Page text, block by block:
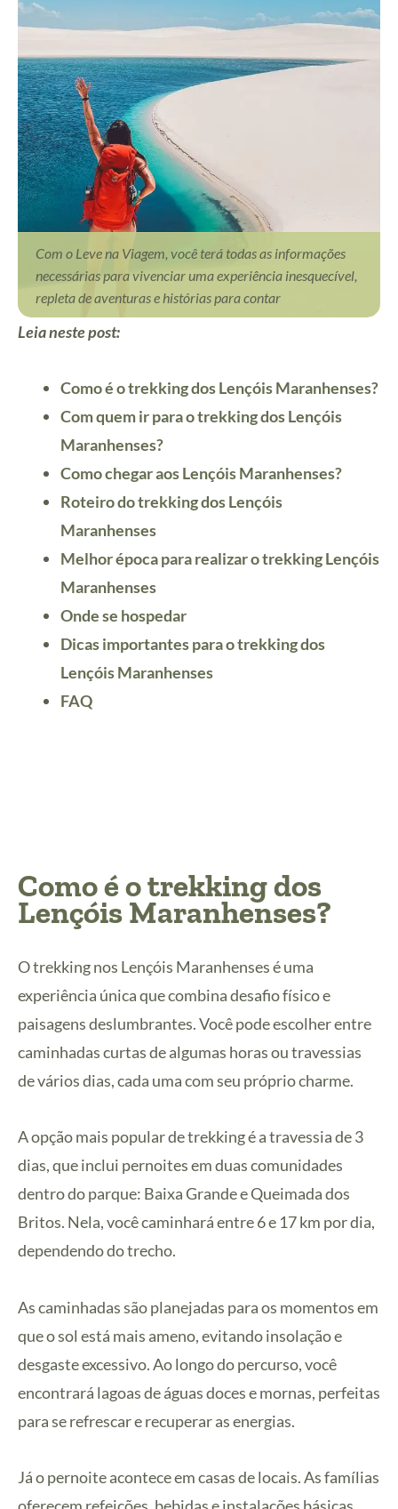
Com o Leve na Viagem, você terá todas as informações
necessárias para vivenciar uma experiência inesquecível,
repleta de aventuras e histórias para contar
Leia neste post:
Como é o trekking dos Lençóis Maranhenses?
Com quem ir para o trekking dos Lençóis
Maranhenses?
Como chegar aos Lençóis Maranhenses?
Roteiro do trekking dos Lençóis
Maranhenses
Melhor época para realizar o trekking Lençóis
Maranhenses
Onde se hospedar
Dicas importantes para o trekking dos
Lençóis Maranhenses
FAQ
Como é o trekking dos
Lençóis Maranhenses?
O trekking nos Lençóis Maranhenses é uma
experiência única que combina desafio físico e
paisagens deslumbrantes. Você pode escolher entre
caminhadas curtas de algumas horas ou travessias
de vários dias, cada uma com seu próprio charme.
A opção mais popular de trekking é a travessia de 3
dias, que inclui pernoites em duas comunidades
dentro do parque: Baixa Grande e Queimada dos
Britos. Nela, você caminhará entre 6 e 17 km por dia,
dependendo do trecho.
As caminhadas são planejadas para os momentos em
que o sol está mais ameno, evitando insolação e
desgaste excessivo. Ao longo do percurso, você
encontrará lagoas de águas doces e mornas, perfeitas
para se refrescar e recuperar as energias.
Já o pernoite acontece em casas de locais. As famílias